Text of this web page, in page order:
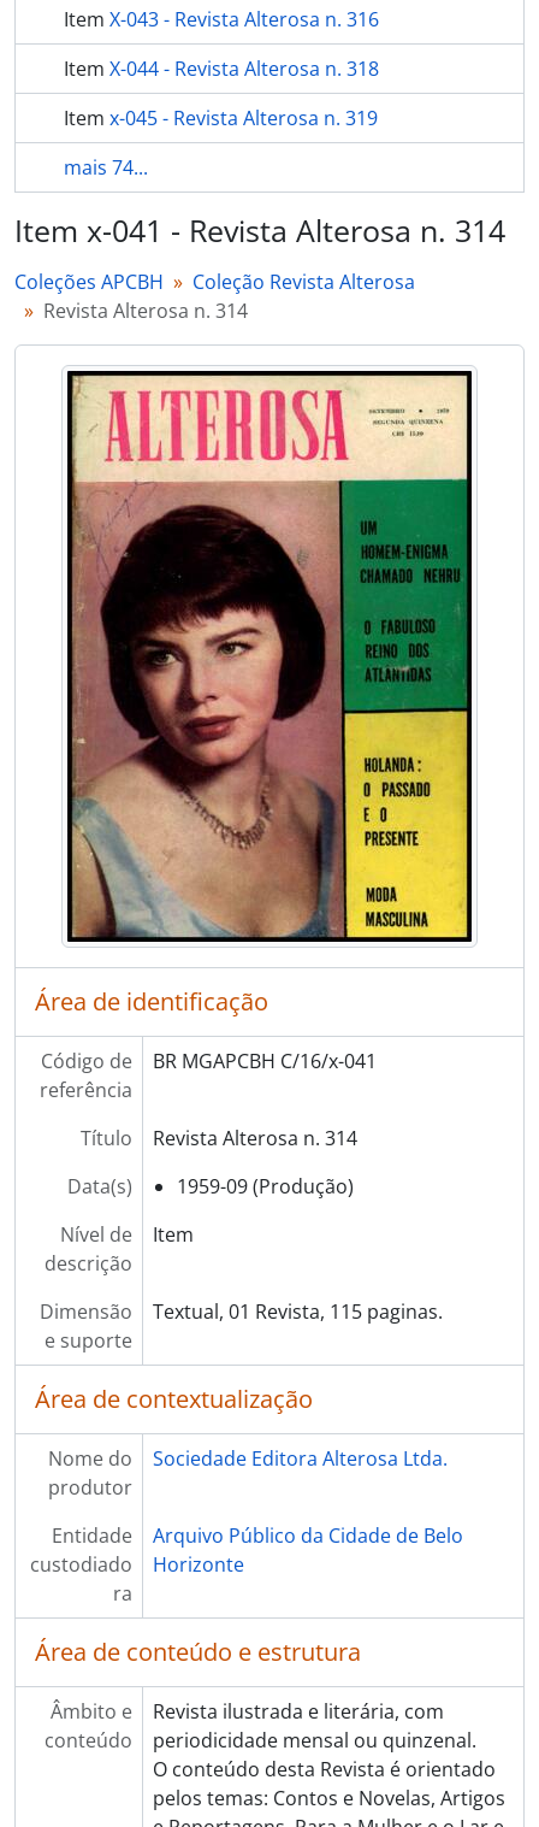
Item X-043 - Revista Alterosa n. 316
Item X-044 - Revista Alterosa n. 318
Item x-045 - Revista Alterosa n. 319
mais 74...
Item x-041 - Revista Alterosa n. 314
Coleções APCBH
Coleção Revista Alterosa
Revista Alterosa n. 314
Área de identificação
Código de
referência
BR MGAPCBH C/16/x-041
Título
Revista Alterosa n. 314
Data(s)
1959-09 (Produção)
Nível de
descrição
Item
Dimensão
e suporte
Textual, 01 Revista, 115 paginas.
Área de contextualização
Nome do
produtor
Sociedade Editora Alterosa Ltda.
Entidade
custodiado
ra
Arquivo Público da Cidade de Belo
Horizonte
Área de conteúdo e estrutura
Âmbito e
conteúdo
Revista ilustrada e literária, com
periodicidade mensal ou quinzenal.
O conteúdo desta Revista é orientado
pelos temas: Contos e Novelas, Artigos